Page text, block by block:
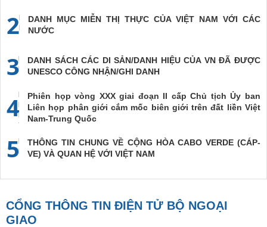
2
DANH MỤC MIỄN THỊ THỰC CỦA VIỆT NAM VỚI CÁC
NƯỚC
3
DANH SÁCH CÁC DI SẢN/DANH HIỆU CỦA VN ĐÃ ĐƯỢC
UNESCO CÔNG NHẬN/GHI DANH
4
Phiên họp vòng XXX giai đoạn II cấp Chủ tịch Ủy ban
Liên họp phân giới cắm mốc biên giới trên đất liền Việt
Nam-Trung Quốc
5
THÔNG TIN CHUNG VỀ CỘNG HÒA CABO VERDE (CÁP-
VE) VÀ QUAN HỆ VỚI VIỆT NAM
CỔNG THÔNG TIN ĐIỆN TỬ BỘ NGOẠI
GIAO